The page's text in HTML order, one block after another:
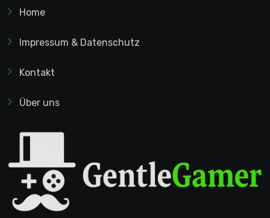
Home
Impressum & Datenschutz
Kontakt
Über uns